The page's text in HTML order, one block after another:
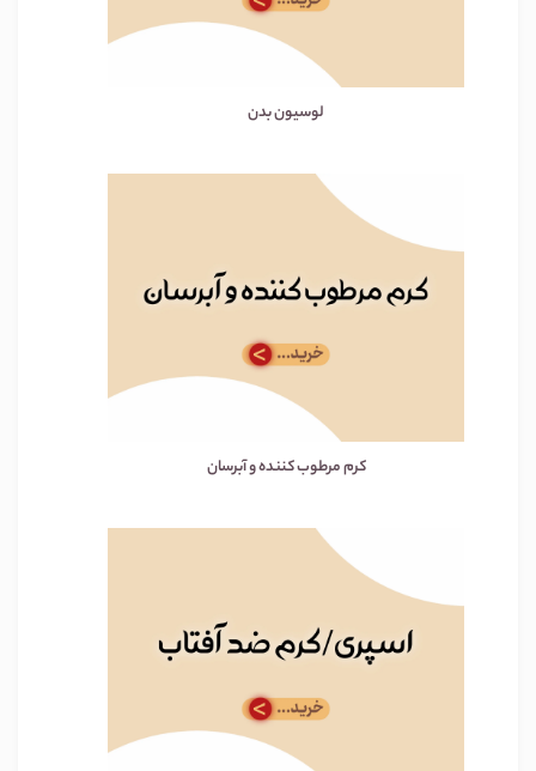
لوسیون بدن
کرم مرطوب کننده و آبرسان